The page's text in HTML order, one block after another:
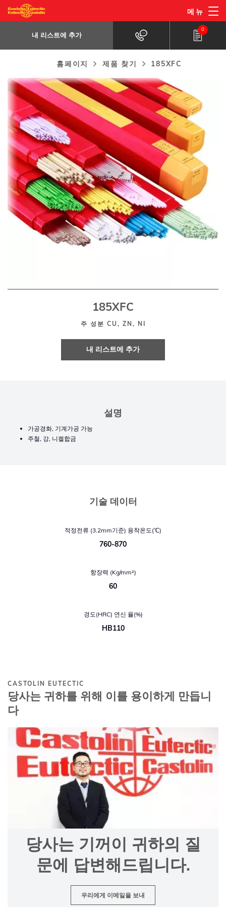
주
요
텐
로
건
기
메뉴
내 리스트에 추가
0
185XFC
내 리스트에 추가
Breadcrumb
홈페이지 제품 찾기 185XFC
185XFC
주 성분 CU, ZN, NI
내 리스트에 추가
설명
가공경화, 기계가공 가능
주철, 강, 니켈합금
기술 데이터
적정전류 (3.2mm기준) 용착온도(℃)
760-870
항장력 (Kg/mm²)
60
경도(HRC) 연신 율(%)
HB110
CASTOLIN EUTECTIC
당사는 귀하를 위해 이를 용이하게 만듭니
다
당사는 기꺼이 귀하의 질
문에 답변해드립니다.
우리에게 이메일을 보내